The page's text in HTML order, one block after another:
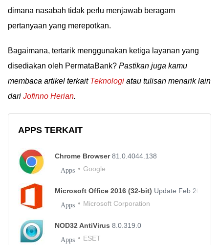
dimana nasabah tidak perlu menjawab beragam
pertanyaan yang merepotkan.
Bagaimana, tertarik menggunakan ketiga layanan yang
disediakan oleh PermataBank? Pastikan juga kamu
membaca artikel terkait Teknologi atau tulisan menarik lain
dari Jofinno Herian.
APPS TERKAIT
Chrome Browser81.0.4044.138
Apps Google
Microsoft Office 2016 (32-bit) Update Feb 20
Apps Microsoft Corporation
NOD32 AntiVirus 8.0.319.0
Apps ESET